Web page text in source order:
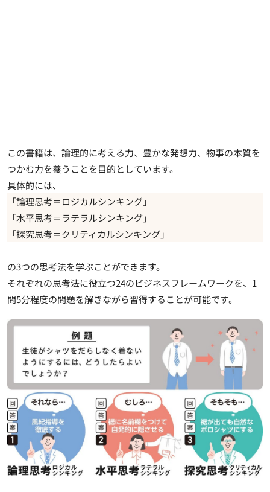
この書籍は、論理的に考える力、豊かな発想力、物事の本質を
つかむ力を養うことを目的としています。
具体的には、
「論理思考＝ロジカルシンキング」
「水平思考＝ラテラルシンキング」
「探究思考＝クリティカルシンキング」
の3つの思考法を学ぶことができます。
それぞれの思考法に役立つ24のビジネスフレームワークを、1
問5分程度の問題を解きながら習得することが可能です。